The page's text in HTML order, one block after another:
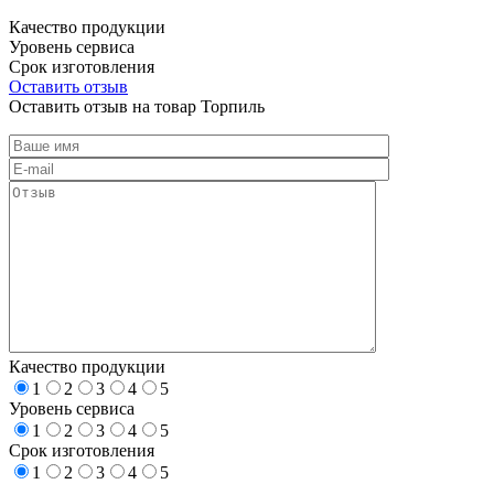
Качество продукции
Уровень сервиса
Срок изготовления
Оставить отзыв
Оставить отзыв на товар Торпиль
Качество продукции
1
2 3 4
5
Уровень сервиса
1
2 3 4
5
Срок изготовления
1
2 3 4
5